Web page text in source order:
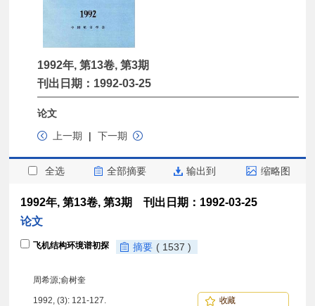
1992年, 第13卷, 第3期
刊出日期：1992-03-25
论文
上一期
| 下一期
全选 全部摘要 输出到 缩略图
1992年, 第13卷, 第3期 刊出日期：1992-03-25
论文
飞机结构环境谱初探 摘要 ( 1537 )
周希源;俞树奎
1992, (3): 121-127. 收藏